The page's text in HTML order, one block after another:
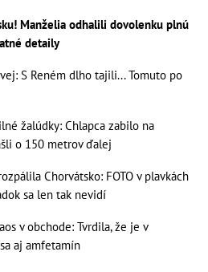
Manželia odhalili dovolenku plnú
detaily
S Reném dlho tajili... Tomuto po
žalúdky: Chlapca zabilo na
o 150 metrov ďalej
Chorvátsko: FOTO v plavkách
sa len tak nevidí
v obchode: Tvrdila, že je v
aj amfetamín